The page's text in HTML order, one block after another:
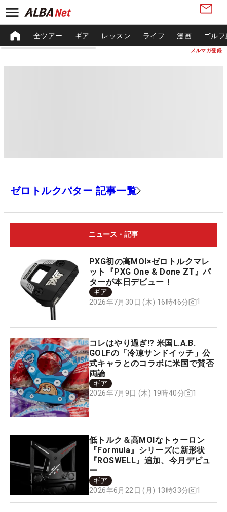
メルマガ登録
全ツアー ギア レッスン ライフ 漫画 ゴル
ゼロトルクパター 記事一覧
ニュース・記事
PXG初の高MOI×ゼロトルクマレ
ット『PXG One & Done ZT』パ
ターが本日デビュー！
ギア
2026年7月30日 (木) 16時46分
1
コレはやり過ぎ!? 米国L.A.B.
GOLFの「冷凍サンドイッチ」公
式キャラとのコラボに米国で賛否
両論
ギア
2026年7月9日 (木) 19時40分
1
低トルク＆高MOIなトゥーロン
『Formula』シリーズに新形状
『ROSWELL』追加、今月デビュ
ー
ギア
2026年6月22日 (月) 13時33分
1